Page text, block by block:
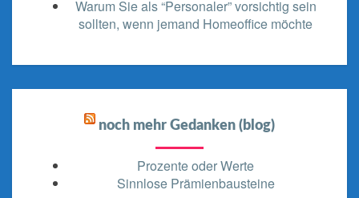
Warum Sie als “Personaler” vorsichtig sein
sollten, wenn jemand Homeoffice möchte
noch mehr Gedanken (blog)
Prozente oder Werte
Sinnlose Prämienbausteine